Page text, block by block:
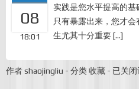
08
18:01
实践是您水平提高的基
只有暴露出来，您才
生尤其十分重要 […]
作者shaojingliu - 分类收藏 - 任
已关